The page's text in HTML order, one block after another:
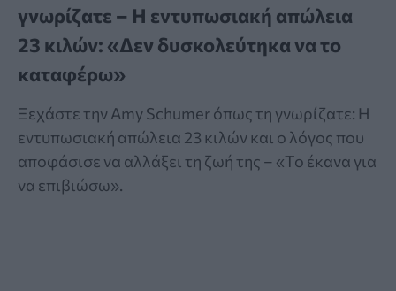
γνωρίζατε – Η εντυπωσιακή απώλεια
23 κιλών: «Δεν δυσκολεύτηκα να το
καταφέρω»
Ξεχάστε την Amy Schumer όπως τη γνωρίζατε: Η
εντυπωσιακή απώλεια 23 κιλών και ο λόγος που
αποφάσισε να αλλάξει τη ζωή της – «Το έκανα για
να επιβιώσω».